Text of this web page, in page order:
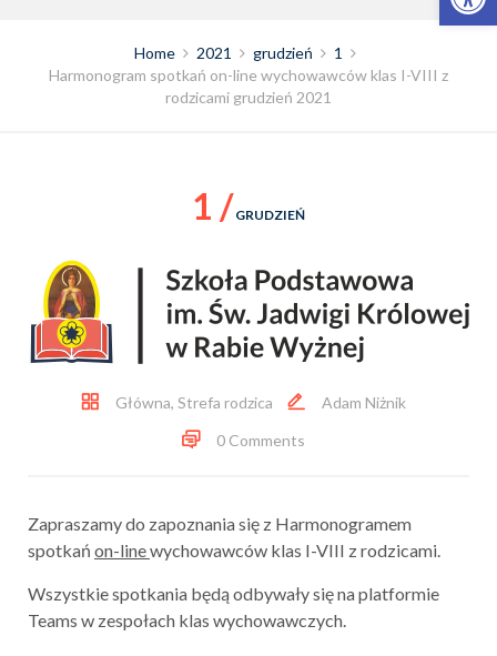
Home 2021 grudzień
1
Harmonogram spotkań on-line wychowawców klas I-VIII z
rodzicami grudzień 2021
1 / GRUDZIEŃ
Główna, Strefa rodzica
Adam Niżnik
0 Comments
Zapraszamy do zapoznania się z Harmonogramem
spotkań on-linewychowawców klas I-VIII z rodzicami.
Wszystkie spotkania będą odbywały się na platformie
Teams w zespołach klas wychowawczych.